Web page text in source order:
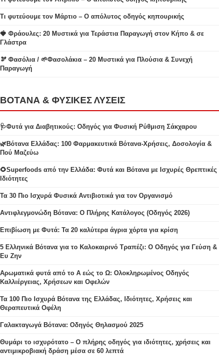
Τι φυτεύουμε τον Μάρτιο – Ο απόλυτος οδηγός κηπουρικής
🍓 Φράουλες: 20 Μυστικά για Τεράστια Παραγωγή στον Κήπο & σε
Γλάστρα
🫘 Φασόλια / 🌱Φασολάκια – 20 Μυστικά για Πλούσια & Συνεχή
Παραγωγή
ΒΟΤΑΝΑ & ΦΥΣΙΚΕΣ ΛΥΣΕΙΣ
🩺Φυτά για Διαβητικούς: Οδηγός για Φυσική Ρύθμιση Σάκχαρου
🌿Βότανα Ελλάδας: 100 Φαρμακευτικά Βότανα-Χρήσεις, Δοσολογία &
Πού Μαζεύω
🌻Superfoods από την Ελλάδα: Φυτά και Βότανα με Ισχυρές Θρεπτικές
Ιδιότητες
Τα 30 Πιο Ισχυρά Φυσικά Αντιβιοτικά για τον Οργανισμό
Αντιφλεγμονώδη Βότανα: Ο Πλήρης Κατάλογος (Οδηγός 2026)
Επιβίωση με Φυτά: Τα 20 καλύτερα άγρια χόρτα για κρίση
5 Ελληνικά Βότανα για το Καλοκαιρινό Τραπέζι: Ο Οδηγός για Γεύση &
Ευ Ζην
Αρωματικά φυτά από το Α εώς το Ω: Ολοκληρωμένος Οδηγός
Καλλιέργειας, Χρήσεων και Οφελών
Τα 100 Πιο Ισχυρά Βότανα της Ελλάδας, Ιδιότητες, Χρήσεις και
Θεραπευτικά Οφέλη
Γαλακταγωγά Βότανα: Οδηγός Θηλασμού 2025
Θυμάρι το ισχυρότατο – Ο πλήρης οδηγός για ιδιότητες, χρήσεις και
αντιμικροβιακή δράση μέσα σε 60 λεπτά